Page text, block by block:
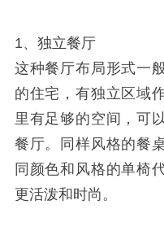
1、独立餐厅
这种餐厅布局形式一
的住宅，有独立区域
里有足够的空间，可
餐厅。同样风格的餐
同颜色和风格的单椅
更活泼和时尚。